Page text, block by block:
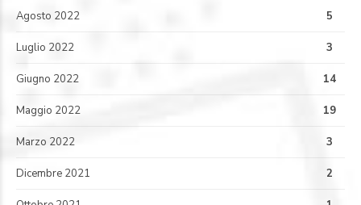
Agosto 2022 5
Luglio 2022 3
Giugno 2022 14
Maggio 2022 19
Marzo 2022 3
Dicembre 2021 2